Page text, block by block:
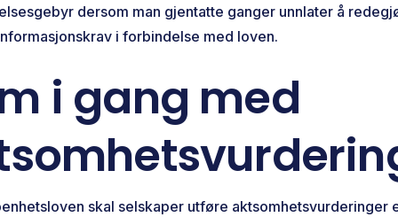
dersom man gjentatte ganger unnlater å
i forbindelse med loven.
i gang med
skal selskaper utføre aktsomhetsvurderinger